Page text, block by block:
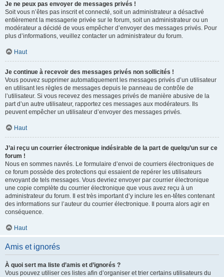
Je ne peux pas envoyer de messages privés !
Soit vous n’êtes pas inscrit et connecté, soit un administrateur a désactivé
entièrement la messagerie privée sur le forum, soit un administrateur ou un
modérateur a décidé de vous empêcher d’envoyer des messages privés. Pour
plus d’informations, veuillez contacter un administrateur du forum.
Haut
Je continue à recevoir des messages privés non sollicités !
Vous pouvez supprimer automatiquement les messages privés d’un utilisateur
en utilisant les règles de messages depuis le panneau de contrôle de
l’utilisateur. Si vous recevez des messages privés de manière abusive de la
part d’un autre utilisateur, rapportez ces messages aux modérateurs. Ils
peuvent empêcher un utilisateur d’envoyer des messages privés.
Haut
J’ai reçu un courrier électronique indésirable de la part de quelqu’un sur ce
forum !
Nous en sommes navrés. Le formulaire d’envoi de courriers électroniques de
ce forum possède des protections qui essaient de repérer les utilisateurs
envoyant de tels messages. Vous devriez envoyer par courrier électronique
une copie complète du courrier électronique que vous avez reçu à un
administrateur du forum. Il est très important d’y inclure les en-têtes contenant
des informations sur l’auteur du courrier électronique. Il pourra alors agir en
conséquence.
Haut
Amis et ignorés
À quoi sert ma liste d’amis et d’ignorés ?
Vous pouvez utiliser ces listes afin d’organiser et trier certains utilisateurs du